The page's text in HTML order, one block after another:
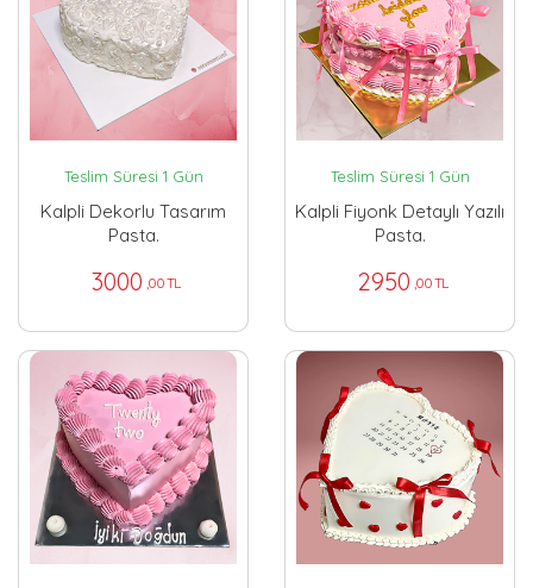
Teslim Süresi 1 Gün
Kalpli Dekorlu Tasarım
Pasta.
3000 ,00 TL
Teslim Süresi 1 Gün
Kalpli Fiyonk Detaylı Yazılı
Pasta.
2950 ,00 TL